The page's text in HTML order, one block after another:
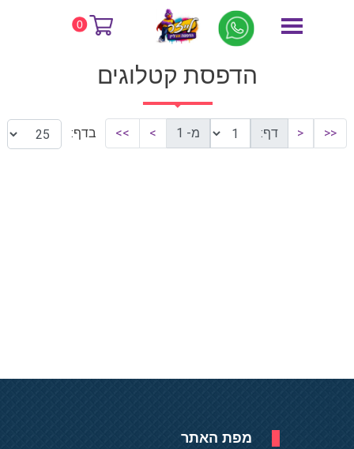
0 דף הבית הדפסת קטלוגים
הדפסת קטלוגים
<<
< דף: מ- 1 >
>> בדף:
מפת האתר